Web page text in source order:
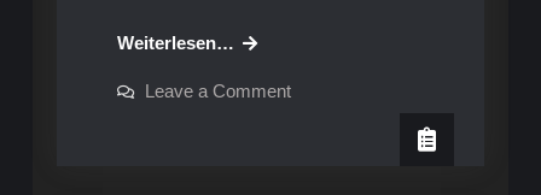
Weiterlesen… Vitamine:
mit
Leave a Commenton